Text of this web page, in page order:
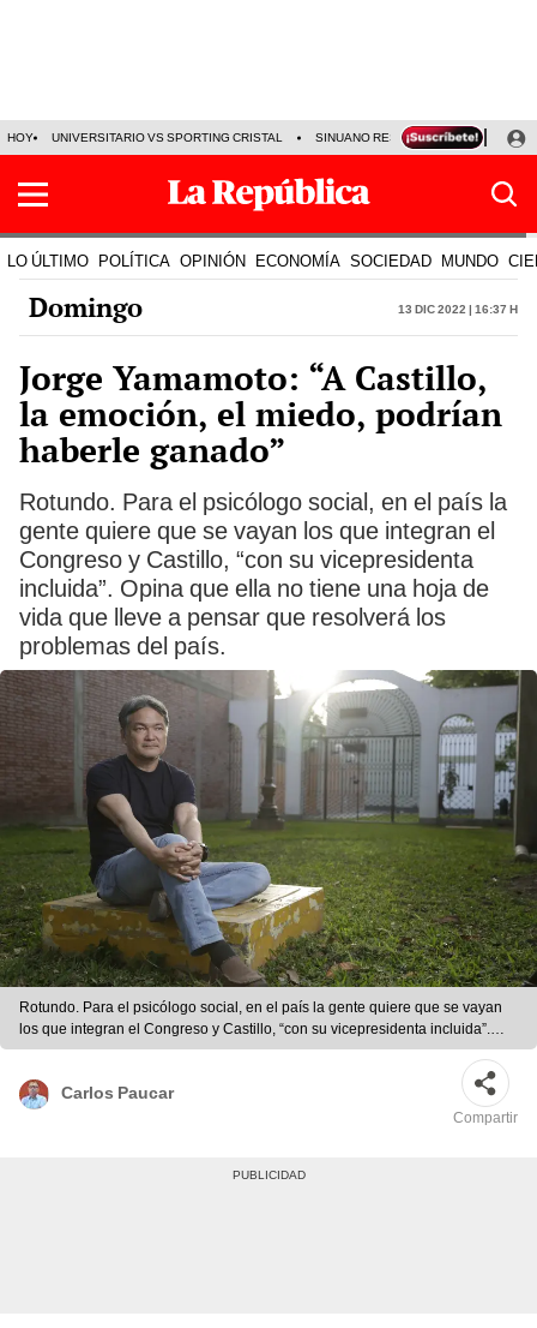
HOY UNIVERSITARIO VS SPORTING CRISTAL SINUANO RESULTADOS HOY
LO ÚLTIMO POLÍTICA OPINIÓN ECONOMÍA SOCIEDAD MUNDO
Domingo 13 Dic 2022 | 16:37 h
Jorge Yamamoto: “A Castillo,
la emoción, el miedo, podrían
haberle ganado”
Rotundo. Para el psicólogo social, en el país la
gente quiere que se vayan los que integran el
Congreso y Castillo, “con su vicepresidenta
incluida”. Opina que ella no tiene una hoja de
vida que lleve a pensar que resolverá los
problemas del país.
Rotundo. Para el psicólogo social, en el país la gente quiere que se vayan
los que integran el Congreso y Castillo, “con su vicepresidenta incluida”.
Opina que ella no tiene una hoja de vida que lleve a pensar que resolverá
Carlos Paucar
Compartir